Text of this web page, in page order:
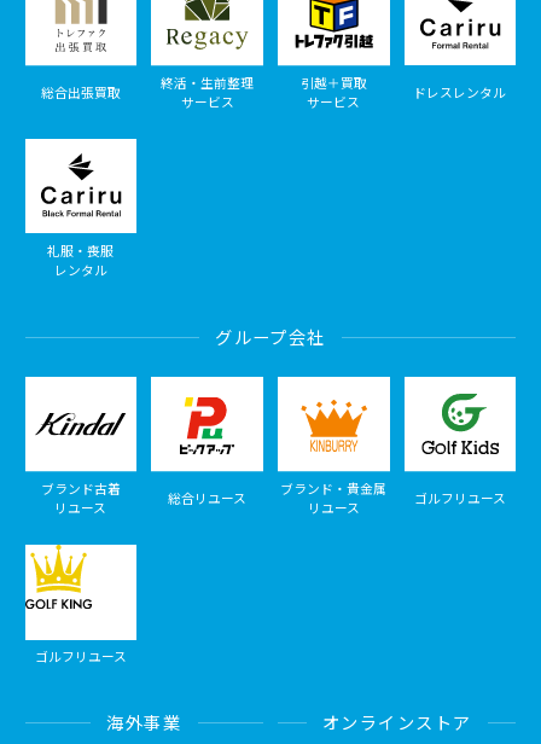
総合出張買取
終活・生前整理
サービス
引越＋買取
サービス
ドレスレンタル
礼服・喪服
レンタル
グループ会社
ブランド古着
リユース
総合リユース
ブランド・貴金属
リユース
ゴルフリユース
ゴルフリユース
海外事業 オンラインストア